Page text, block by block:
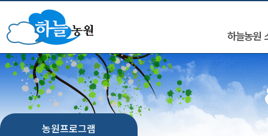
하늘농원
농원프로그램